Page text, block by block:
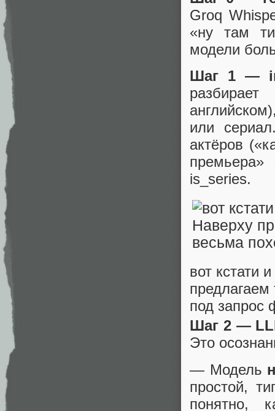
Groq
«ну там
модели
Шаг 1 —
или
актёров
is_series.
вот кстати
под запрос
Шаг 2 —
Это
— Модель
простой,
понятно,